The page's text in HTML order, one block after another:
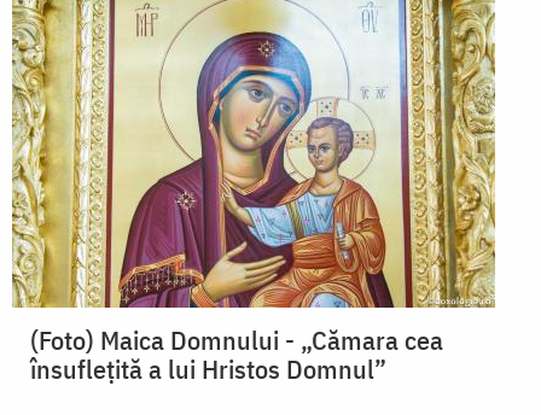
(Foto) Maica Domnului - „Cămara cea
însufleţită a lui Hristos Domnul”